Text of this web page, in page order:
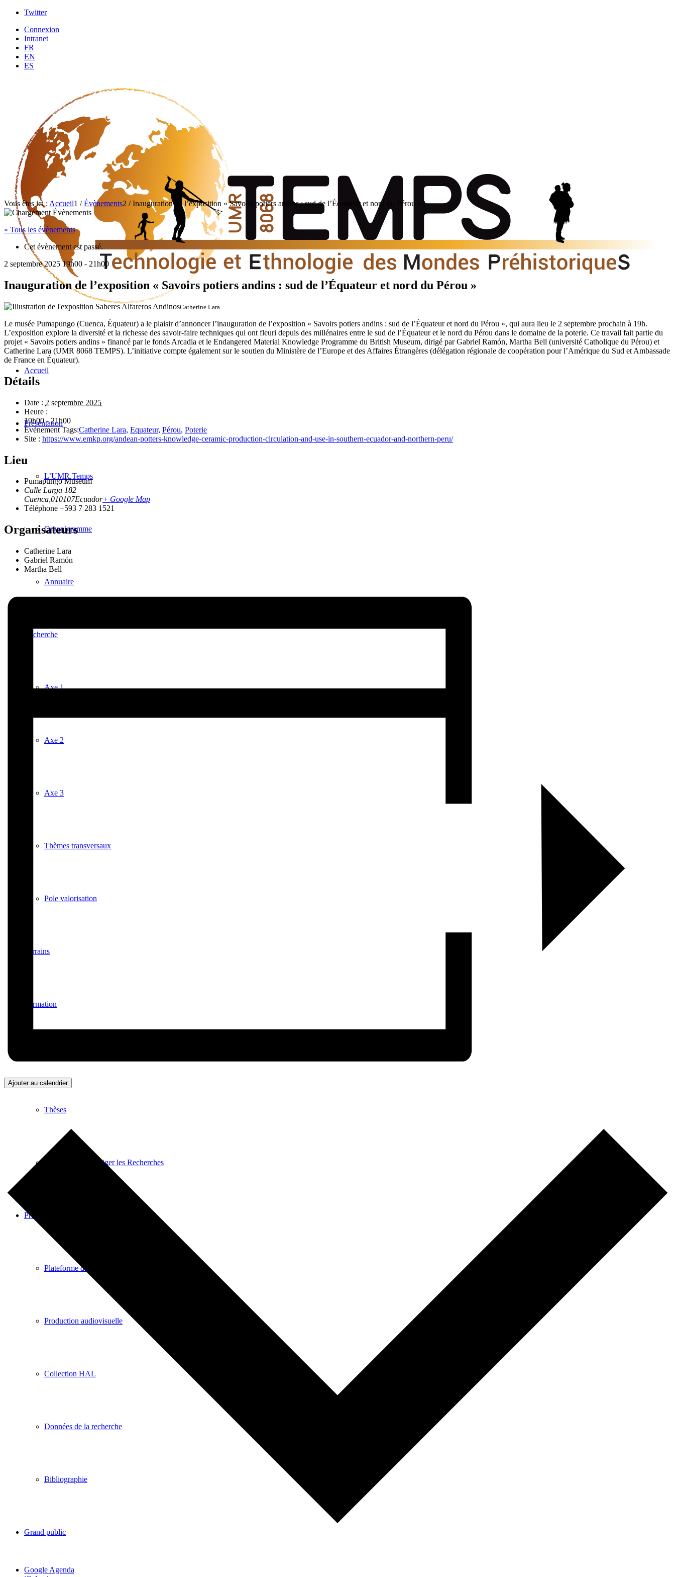
Twitter
Connexion
Intranet
FR
EN
ES
Accueil
Présentation
L’UMR Temps
Organigramme
Annuaire
Recherche
Axe 1
Axe 2
Axe 3
Thèmes transversaux
Pole valorisation
Terrains
Formation
Thèses
Habilitations à Diriger les Recherches
Production scientifique
Plateforme de référentiels
Production audiovisuelle
Collection HAL
Données de la recherche
Bibliographie
Grand public
Vous êtes ici : Accueil1 / Évènements2 / Inauguration de l’exposition « Savoirs potiers andins : sud de l’Équateur et nord du Pérou » 3
« Tous les évènements
Cet évènement est passé.
2 septembre 2025 19h00 - 21h00
Inauguration de l’exposition « Savoirs potiers andins : sud de l’Équateur et nord du Pérou »
Catherine Lara
Le musée Pumapungo (Cuenca, Équateur) a le plaisir d’annoncer l’inauguration de l’exposition « Savoirs potiers andins : sud de l’Équateur et nord du Pérou », qui aura lieu le 2 septembre prochain à 19h.
L’exposition explore la diversité et la richesse des savoir-faire techniques qui ont fleuri depuis des millénaires entre le sud de l’Équateur et le nord du Pérou dans le domaine de la poterie. Ce travail fait partie du
projet « Savoirs potiers andins » financé par le fonds Arcadia et le Endangered Material Knowledge Programme du British Museum, dirigé par Gabriel Ramón, Martha Bell (université Catholique du Pérou) et
Catherine Lara (UMR 8068 TEMPS). L’initiative compte également sur le soutien du Ministère de l’Europe et des Affaires Étrangères (délégation régionale de coopération pour l’Amérique du Sud et Ambassade
de France en Équateur).
Détails
Date : 2 septembre 2025
Heure :
19h00 - 21h00
Évènement Tags:Catherine Lara, Equateur, Pérou, Poterie
Site : https://www.emkp.org/andean-potters-knowledge-ceramic-production-circulation-and-use-in-southern-ecuador-and-northern-peru/
Lieu
Pumapungo Museum
Calle Larga 182
Cuenca,010107Ecuador+ Google Map
Téléphone +593 7 283 1521
Organisateurs
Catherine Lara
Gabriel Ramón
Martha Bell
Ajouter au calendrier
Google Agenda